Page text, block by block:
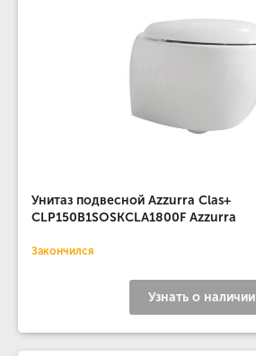
Унитаз подвесной Azzurra Clas+
CLP150B1SOSKCLA1800F Azzurra
Закончился
Узнать о наличии